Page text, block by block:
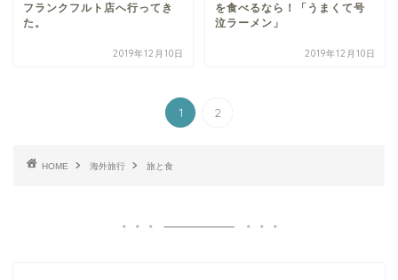
フランクフルト店へ行ってき
た。
2019年12月10日
を食べるなら！「うまくて号
泣ラーメン」
2019年12月10日
1 2
HOME 海外旅行 旅と食